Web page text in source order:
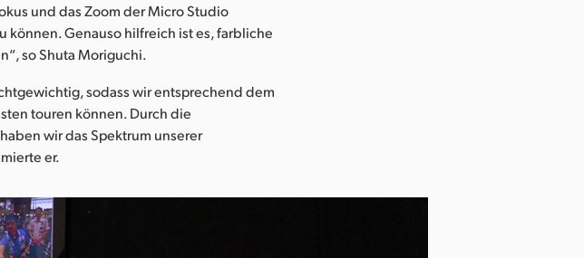
und das Zoom der Micro Studio
können. Genauso hilfreich ist es, farbliche
so Shuta Moriguchi.
sodass wir entsprechend dem
touren können. Durch die
wir das Spektrum unserer
er.